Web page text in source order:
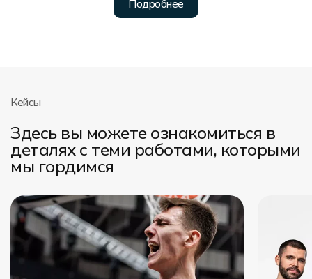
Кейсы
Здесь вы можете ознакомиться в
деталях с теми работами, которыми
мы гордимся